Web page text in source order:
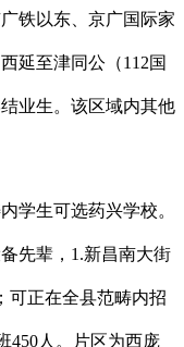
铁以东、京广国际家
延至津同公（112国
业生。该区域内其他
生可选药兴学校。
先辈，1.新昌南大街
可正在全县范畴内招
450人。片区为西庞